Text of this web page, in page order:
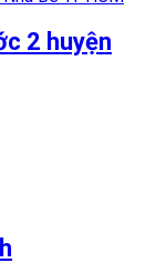
2 huyện